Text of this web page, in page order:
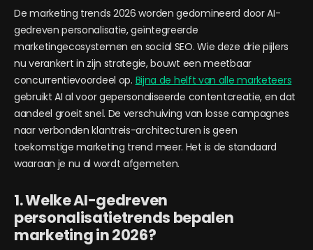
De marketing trends 2026 worden gedomineerd door AI-
gedreven personalisatie, geïntegreerde
marketingecosystemen en social SEO. Wie deze drie pijlers
nu verankert in zijn strategie, bouwt een meetbaar
concurrentievoordeel op. Bijna de helft van alle marketeers
gebruikt AI al voor gepersonaliseerde contentcreatie, en dat
aandeel groeit snel. De verschuiving van losse campagnes
naar verbonden klantreis-architecturen is geen
toekomstige marketing trend meer. Het is de standaard
waaraan je nu al wordt afgemeten.
1. Welke AI-gedreven
personalisatietrends bepalen
marketing in 2026?